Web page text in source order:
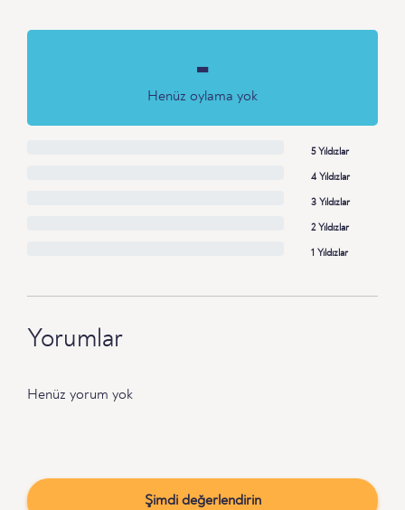
-
Henüz oylama yok
5 Yıldızlar
4 Yıldızlar
3 Yıldızlar
2 Yıldızlar
1 Yıldızlar
Yorumlar
Henüz yorum yok
Şimdi değerlendirin